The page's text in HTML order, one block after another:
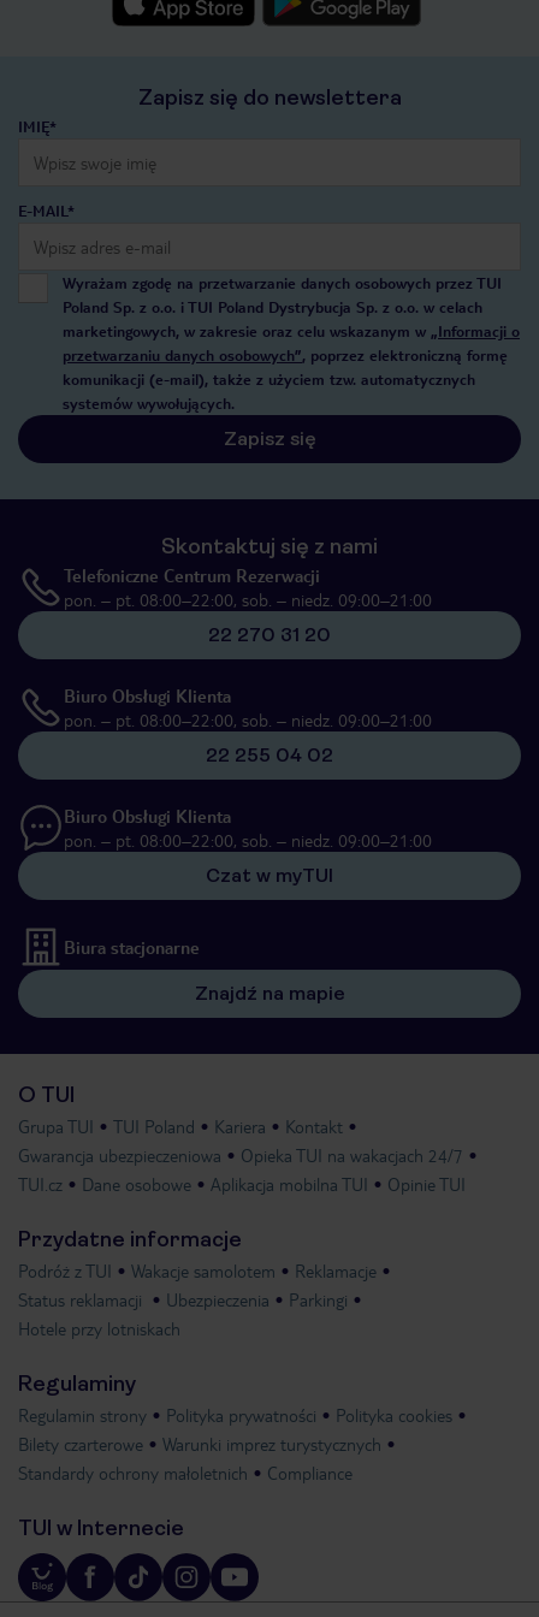
Zapisz się do newslettera
IMIĘ*
E-MAIL*
Wyrażam zgodę na przetwarzanie danych osobowych przez TUI
Poland Sp. z o.o. i TUI Poland Dystrybucja Sp. z o.o. w celach
marketingowych, w zakresie oraz celu wskazanym w „Informacji o
przetwarzaniu danych osobowych”, poprzez elektroniczną formę
komunikacji (e-mail), także z użyciem tzw. automatycznych
systemów wywołujących.
Zapisz się
Skontaktuj się z nami
Telefoniczne Centrum Rezerwacji
pon. – pt. 08:00–22:00, sob. – niedz. 09:00–21:00
22 270 31 20
Biuro Obsługi Klienta
pon. – pt. 08:00–22:00, sob. – niedz. 09:00–21:00
22 255 04 02
Biuro Obsługi Klienta
pon. – pt. 08:00–22:00, sob. – niedz. 09:00–21:00
Czat w myTUI
Biura stacjonarne
Znajdź na mapie
O TUI
Grupa TUI TUI Poland Kariera
Kontakt
Gwarancja ubezpieczeniowa
Opieka TUI na wakacjach 24/7
TUI.cz
Dane osobowe Aplikacja mobilna TUI Opinie TUI
Przydatne informacje
Podróż z TUI Wakacje samolotem
Reklamacje
Status reklamacji
Ubezpieczenia
Parkingi
Hotele przy lotniskach
Regulaminy
Regulamin strony Polityka prywatności
Polityka cookies
Bilety czarterowe
Warunki imprez turystycznych
Standardy ochrony małoletnich
Compliance
TUI w Internecie